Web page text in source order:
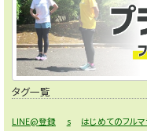
タグ一覧
LINE@登録 s はじめてのフル